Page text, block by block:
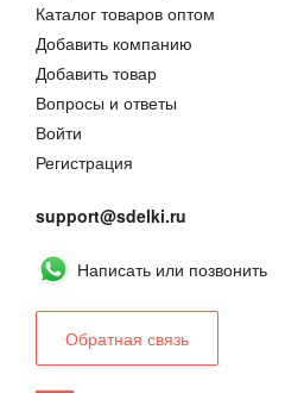
Каталог товаров оптом
Добавить компанию
Добавить товар
Вопросы и ответы
Войти
Регистрация
support@sdelki.ru
Написать или позвонить
Обратная связь